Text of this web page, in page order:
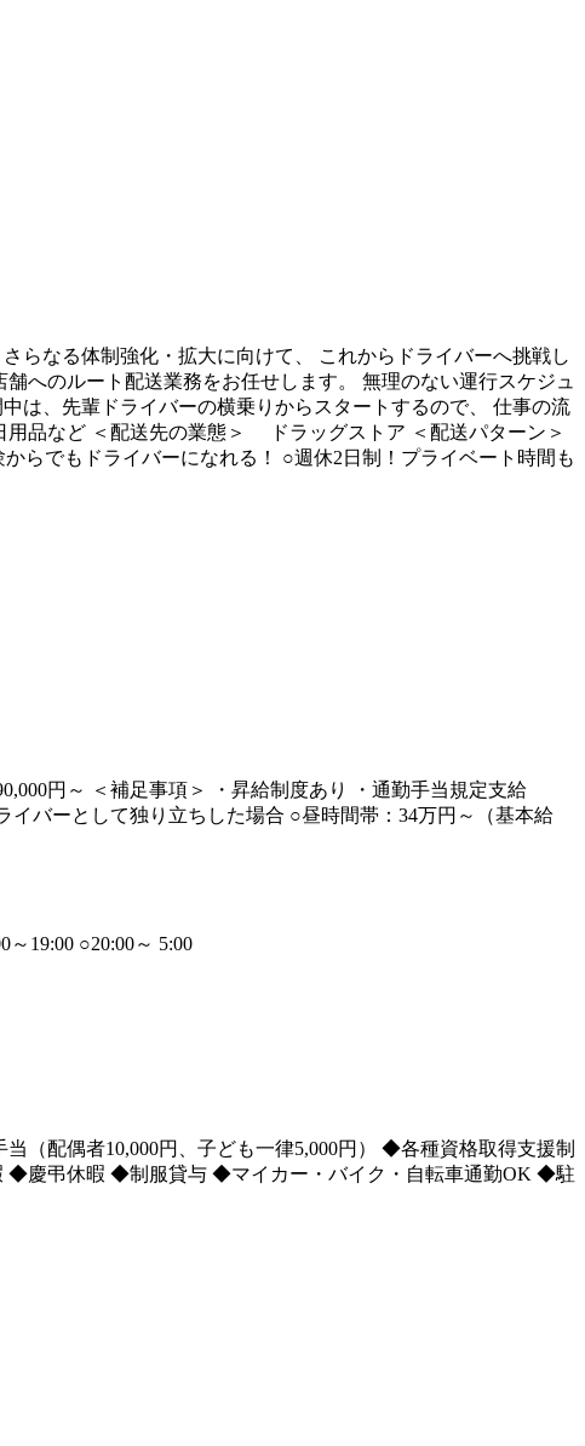
らなる体制強化・拡大に向けて、 これからドライバーへ挑戦し
へのルート配送業務をお任せします。 無理のない運行スケジュ
は、先輩ドライバーの横乗りからスタートするので、 仕事の流
品など ＜配送先の業態＞ ドラッグストア ＜配送パターン＞
でもドライバーになれる！ ○週休2日制！プライベート時間も
円～ ＜補足事項＞ ・昇給制度あり ・通勤手当規定支給
バーとして独り立ちした場合 ○昼時間帯：34万円～（基本給
19:00 ○20:00～ 5:00
配偶者10,000円、子ども一律5,000円） ◆各種資格取得支援制
慶弔休暇 ◆制服貸与 ◆マイカー・バイク・自転車通勤OK ◆駐